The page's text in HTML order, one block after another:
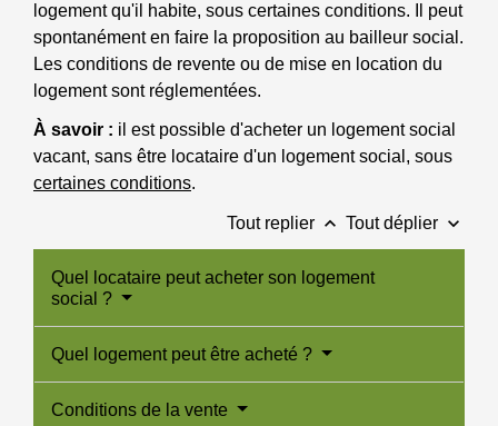
logement qu'il habite, sous certaines conditions. Il peut
spontanément en faire la proposition au bailleur social.
Les conditions de revente ou de mise en location du
logement sont réglementées.
À savoir : il est possible d'acheter un logement social
vacant, sans être locataire d'un logement social, sous
certaines conditions.
Tout replier keyboard_arrow_up Tout déplier keyboard_arrow_down
Quel locataire peut acheter son logement
social ?
Quel logement peut être acheté ?
Conditions de la vente